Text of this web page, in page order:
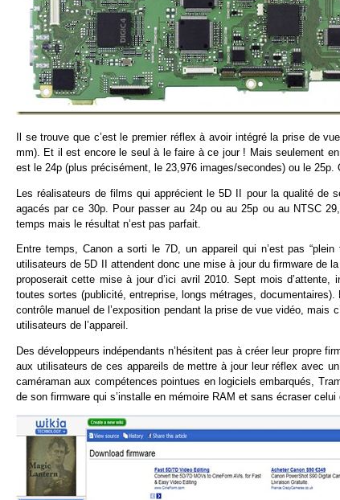
Il se trouve que c’est le premier réflex à avoir intégré la prise de
mm). Et il est encore le seul à le faire à ce jour ! Mais seulement
est le 24p (plus précisément, le 23,976 images/secondes) ou le
Les réalisateurs de films qui apprécient le 5D II pour la qualité de
agacés par ce 30p. Pour passer au 24p ou au 25p ou au NTSC
temps mais le résultat n’est pas parfait.
Entre temps, Canon a sorti le 7D, un appareil qui n’est pas
utilisateurs de 5D II attendent donc une mise à jour du firmware de
proposerait cette mise à jour d’ici avril 2010. Sept mois
toutes sortes (publicité, entreprise, longs métrages,
contrôle manuel de l’exposition pendant la prise de vue vidéo, mais
utilisateurs de l’appareil.
Des développeurs indépendants n’hésitent pas à créer leur propre
aux utilisateurs de ces appareils de mettre à jour leur réflex avec
caméraman aux compétences pointues en logiciels embarqués,
de son firmware qui s’installe en mémoire RAM et sans écraser celui